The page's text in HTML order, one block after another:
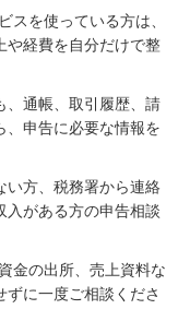
スを使っている方は、
や経費を自分だけで整
、通帳、取引履歴、請
、申告に必要な情報を
い方、税務署から連絡
入がある方の申告相談
金の出所、売上資料な
ずに一度ご相談くださ